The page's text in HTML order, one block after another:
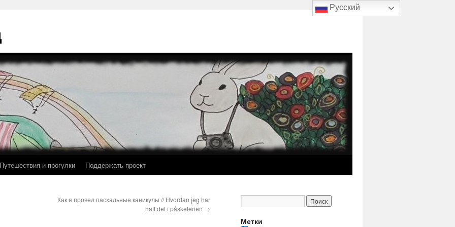
Путешествия и прогулки Поддержать проект
Как я провел пасхальные каникулы // Hvordan jeg har
hatt det i påskeferien →
Метки
Русский